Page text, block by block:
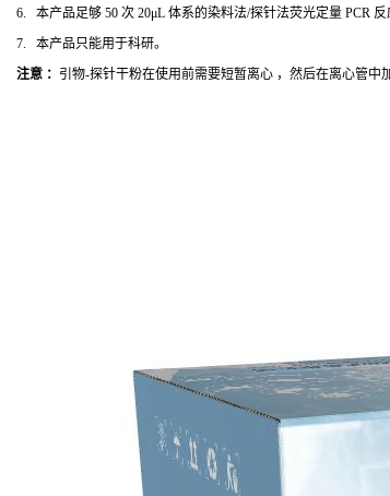
6. 本产品足够 50 次 20μL 体系的染料法/探针法荧光定量 PCR 反
7. 本产品只能用于科研。
注意 ： 引物-探针干粉在使用前需要短暂离心 ，然后在离心管中